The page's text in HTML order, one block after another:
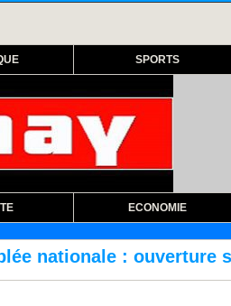
SPORTS
ECONOMIE
session extraordinaire